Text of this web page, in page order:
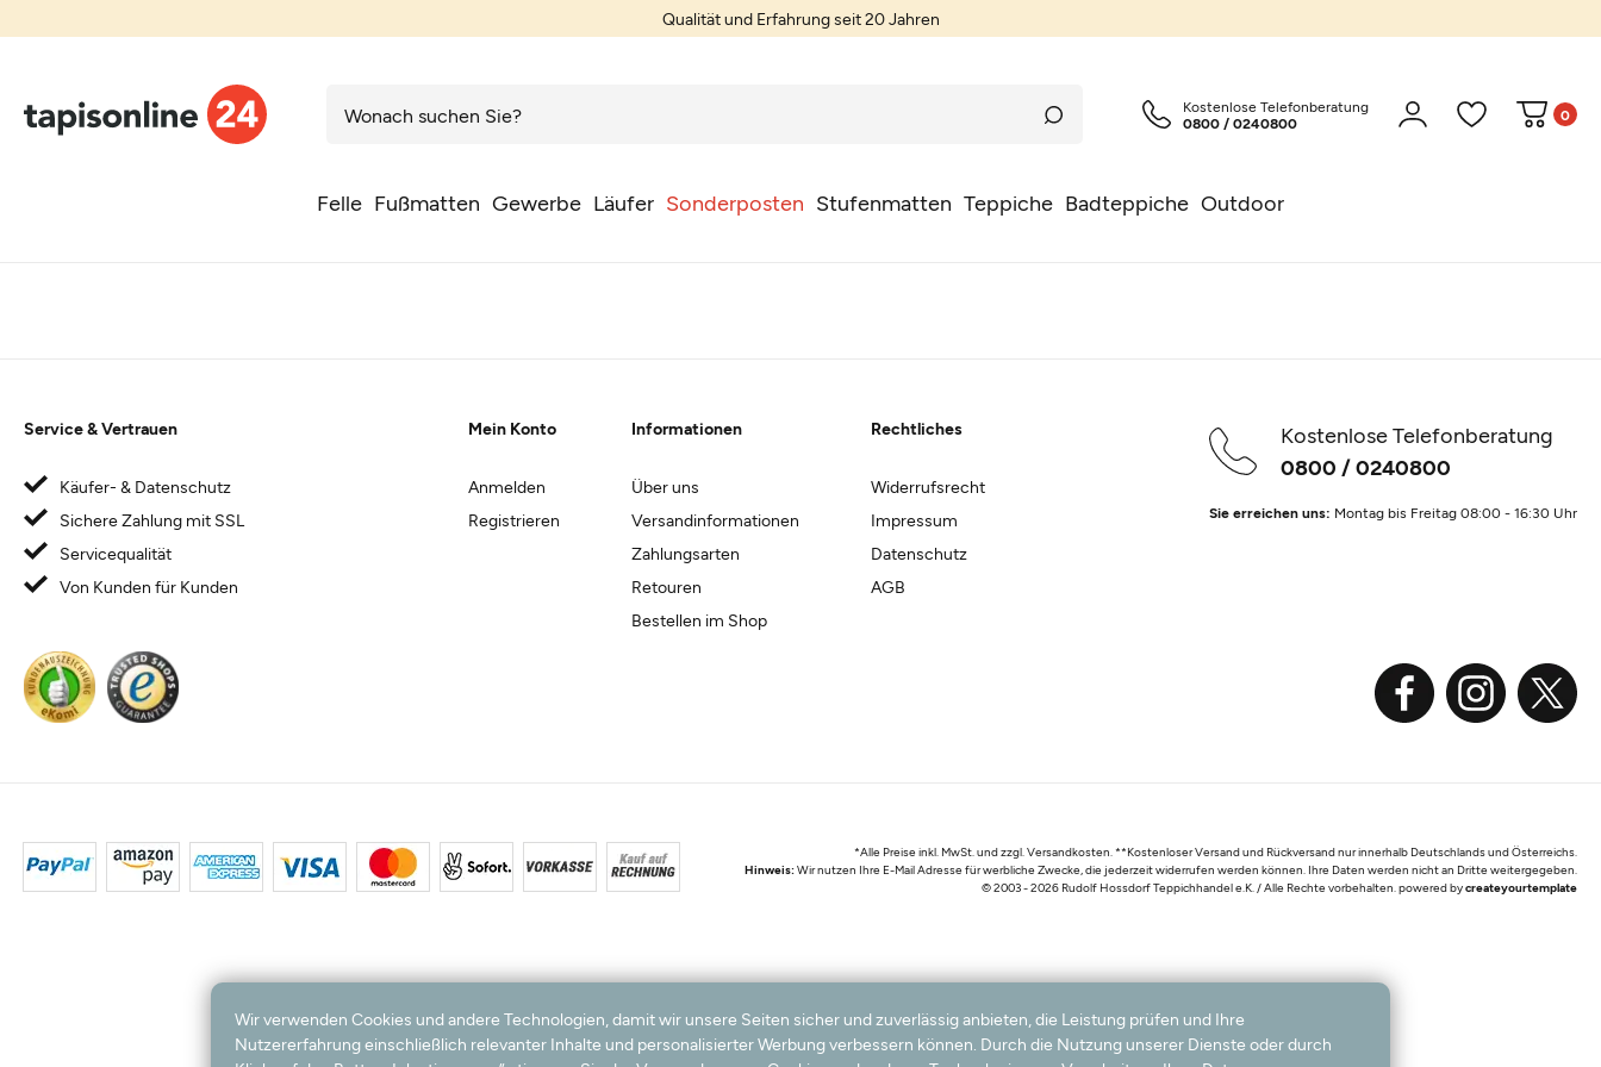
Qualität und Erfahrung seit 20 Jahren
Felle Fußmatten Gewerbe Läufer Sonderposten Stufenmatten Teppiche Badteppiche Outdoor
Kostenlose Telefonberatung
0800 / 0240800
0
Kostenlose Telefonberatung
0800 / 0240800
Sie erreichen uns: Montag bis Freitag 08:00 - 16:30 Uhr
Mein Konto
Anmelden
Registrieren
Informationen
Über uns
Versandinformationen
Zahlungsarten
Retouren
Bestellen im Shop
Rechtliches
Widerrufsrecht
Impressum
Datenschutz
AGB
Service & Vertrauen
Käufer- & Datenschutz
Sichere Zahlung mit SSL
Servicequalität
Von Kunden für Kunden
*Alle Preise inkl. MwSt. und zzgl. Versandkosten. **Kostenloser Versand und Rückversand nur innerhalb Deutschlands und Österreichs.
Hinweis:Wir nutzen Ihre E-Mail Adresse für werbliche Zwecke, die jederzeit widerrufen werden können. Ihre Daten werden nicht an Dritte weitergegeben.
© 2003 - 2026 Rudolf Hossdorf Teppichhandel e.K. / Alle Rechte vorbehalten. powered bycreateyourtemplate
Wir verwenden Cookies und andere Technologien, damit wir unsere Seiten sicher und zuverlässig anbieten, die Leistung prüfen und Ihre
Nutzererfahrung einschließlich relevanter Inhalte und personalisierter Werbung verbessern können. Durch die Nutzung unserer Dienste oder durch